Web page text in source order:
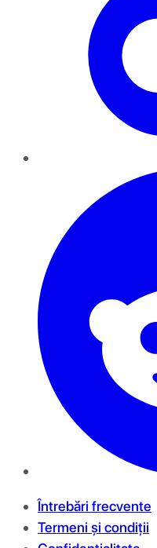
Întrebări frecvente
Termeni și condiții